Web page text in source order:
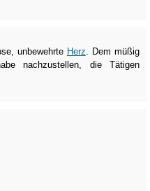
unbewehrte Herz . Dem müßig
nachzustellen, die Tätigen